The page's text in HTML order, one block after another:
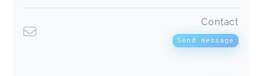
Contact
Send message